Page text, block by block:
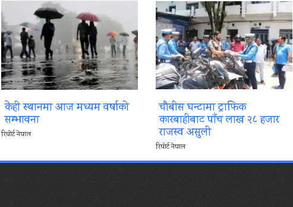
केही स्थानमा आज मध्यम वर्षाको
सम्भावना
रिपोर्ट नेपाल
चौबीस घन्टामा ट्राफिक
कारबाहीबाट पाँच लाख २८ हजार
राजस्व असुली
रिपोर्ट नेपाल